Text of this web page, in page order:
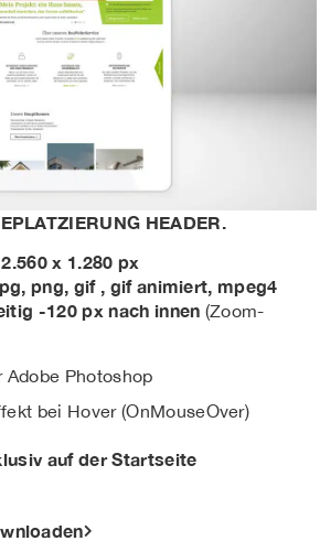
HEADER.
x 1.280 px
png, gif , gif animiert, mpeg4
-120 px nach innen (Zoom-
Adobe Photoshop
bei Hover (OnMouseOver)
auf der Startseite